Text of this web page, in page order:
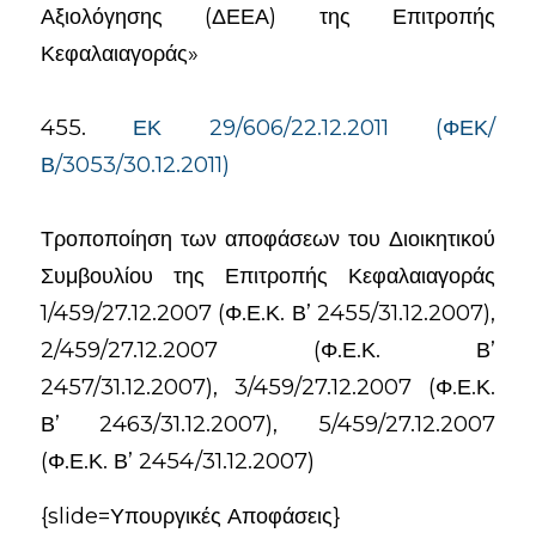
Αξιολόγησης (ΔΕΕΑ) της Επιτροπής
Κεφαλαιαγοράς»
455. ΕΚ 29/606/22.12.2011 (ΦΕΚ/
Β/3053/30.12.2011)
Τροποποίηση των αποφάσεων του Διοικητικού
Συμβουλίου της Επιτροπής Κεφαλαιαγοράς
1/459/27.12.2007 (Φ.Ε.Κ. Β’ 2455/31.12.2007),
2/459/27.12.2007 (Φ.Ε.Κ. Β’
2457/31.12.2007), 3/459/27.12.2007 (Φ.Ε.Κ.
Β’ 2463/31.12.2007), 5/459/27.12.2007
(Φ.Ε.Κ. Β’ 2454/31.12.2007)
{slide=Υπουργικές Αποφάσεις}